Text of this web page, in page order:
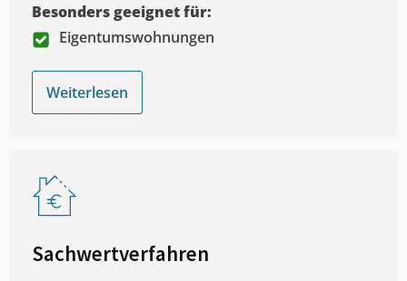
Besonders geeignet für:
Eigentumswohnungen
Weiterlesen
Sachwertverfahren